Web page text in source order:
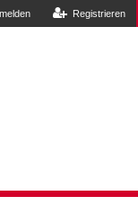
Registrieren